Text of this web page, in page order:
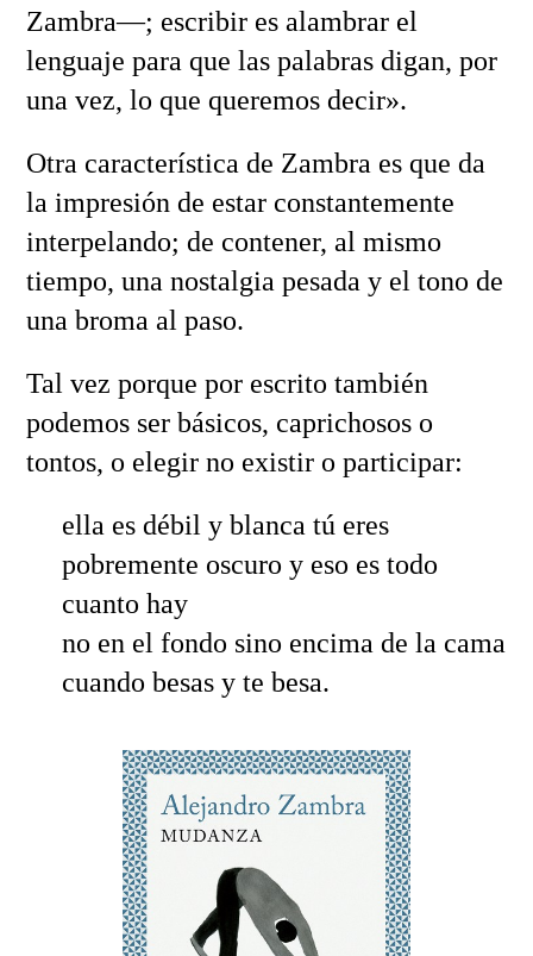
Zambra—; escribir es alambrar el
lenguaje para que las palabras digan, por
una vez, lo que queremos decir».
Otra característica de Zambra es que da
la impresión de estar constantemente
interpelando; de contener, al mismo
tiempo, una nostalgia pesada y el tono de
una broma al paso.
Tal vez porque por escrito también
podemos ser básicos, caprichosos o
tontos, o elegir no existir o participar:
ella es débil y blanca tú eres
pobremente oscuro y eso es todo
cuanto hay
no en el fondo sino encima de la cama
cuando besas y te besa.